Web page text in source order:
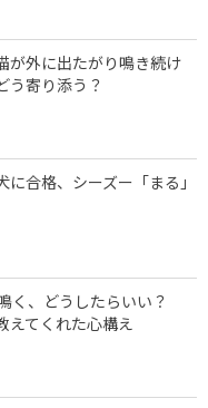
が外に出たがり鳴き続け
寄り添う？
合格、シーズー「まる」
く、どうしたらいい？
えてくれた心構え